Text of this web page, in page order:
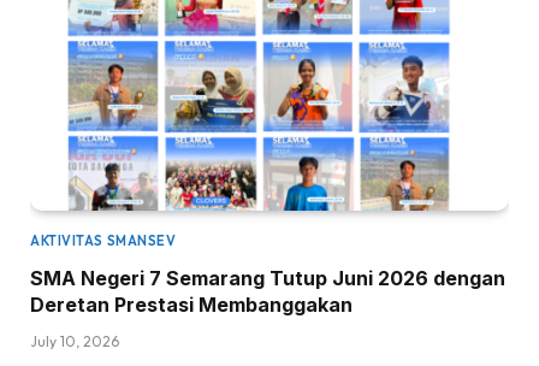
AKTIVITAS SMANSEV
SMA Negeri 7 Semarang Tutup Juni 2026 dengan
Deretan Prestasi Membanggakan
July 10, 2026